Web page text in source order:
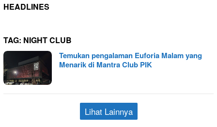
HEADLINES
TAG: NIGHT CLUB
Temukan pengalaman Euforia Malam yang
Menarik di Mantra Club PIK
Lihat Lainnya